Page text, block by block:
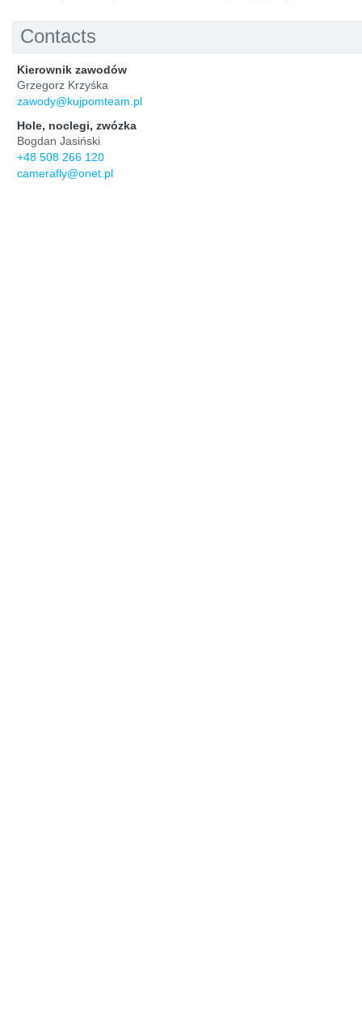
Contacts
Kierownik zawodów
Grzegorz Krzyśka
zawody@kujpomteam.pl
Hole, noclegi, zwózka
Bogdan Jasiński
+48 508 266 120
camerafly@onet.pl